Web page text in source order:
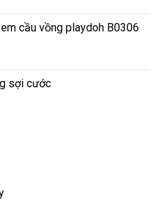
cầu vồng playdoh B0306
sợi cước